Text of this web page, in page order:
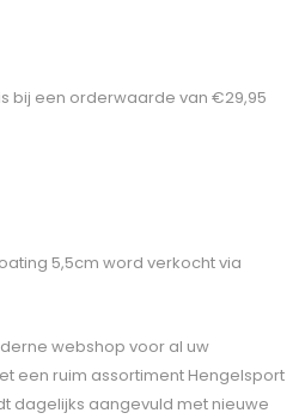
bij een orderwaarde van €29,95
5,5cm word verkocht via
webshop voor al uw
een ruim assortiment Hengelsport
dagelijks aangevuld met nieuwe